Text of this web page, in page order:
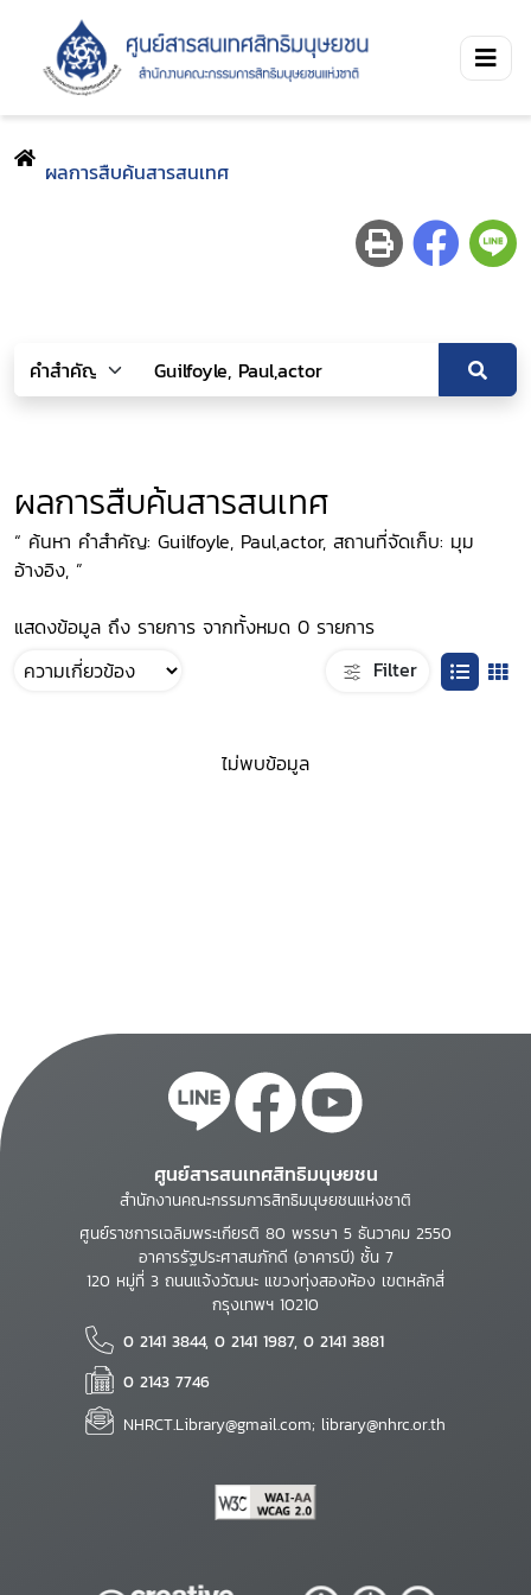
ผลการสืบค้นสารสนเทศ
ผลการสืบค้นสารสนเทศ
“ ค้นหา คำสำคัญ: Guilfoyle, Paul,actor, สถานที่จัดเก็บ: มุม
อ้างอิง, ”
แสดงข้อมูล ถึง รายการ จากทั้งหมด 0 รายการ
Filter
ไม่พบข้อมูล
ศูนย์สารสนเทศสิทธิมนุษยชน
สำนักงานคณะกรรมการสิทธิมนุษยชนแห่งชาติ
ศูนย์ราชการเฉลิมพระเกียรติ 80 พรรษา 5 ธันวาคม 2550
อาคารรัฐประศาสนภักดี (อาคารบี) ชั้น 7
120 หมู่ที่ 3 ถนนแจ้งวัฒนะ แขวงทุ่งสองห้อง เขตหลักสี่
กรุงเทพฯ 10210
0 2141 3844, 0 2141 1987, 0 2141 3881
0 2143 7746
NHRCT.Library@gmail.com; library@nhrc.or.th